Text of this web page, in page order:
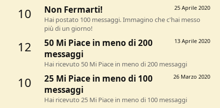
10 25 Aprile 2020
Non Fermarti!
Hai postato 100 messaggi. Immagino che c'hai messo
più di un giorno!
12 13 Aprile 2020
50 Mi Piace in meno di 200
messaggi
Hai ricevuto 50 Mi Piace in meno di 200 messaggi
10 26 Marzo 2020
25 Mi Piace in meno di 100
messaggi
Hai ricevuto 25 Mi Piace in meno di 100 messaggi